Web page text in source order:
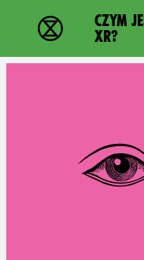
Extinction
CZYM
XR?